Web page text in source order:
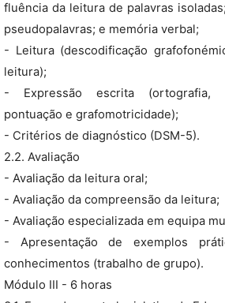
fluência da leitura de palavras
pseudopalavras; e memória verbal;
- Leitura (descodificação
leitura);
- Expressão escrita (ortografia,
pontuação e grafomotricidade);
- Critérios de diagnóstico (DSM-5).
2.2. Avaliação
- Avaliação da leitura oral;
- Avaliação da compreensão da leitura;
- Avaliação especializada em equipa
- Apresentação de exemplos
conhecimentos (trabalho de grupo).
Módulo III - 6 horas